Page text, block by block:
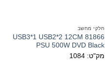
חלקי מחשב
81866 USB3*1 USB2*2 12CM
PSU 500W DVD Black
מק"ט: 1084